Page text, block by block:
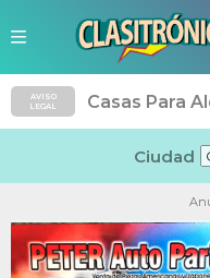
AVISO
LEGAL
Casas Para
Ciudad